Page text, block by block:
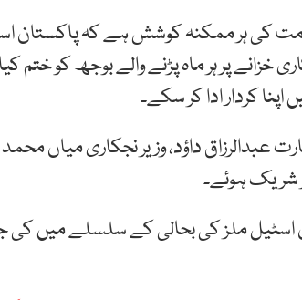
کی ہر ممکنہ کوشش ہے کہ پاکستان
خزانے پر ہر ماہ پڑنے والے بوجھ کو ختم
کردار ادا کر سکے۔
عبدالرزاق داؤد، وزیر نجکاری میاں
شریک ہوئے۔
اسٹیل ملز کی بحالی کے سلسلے میں